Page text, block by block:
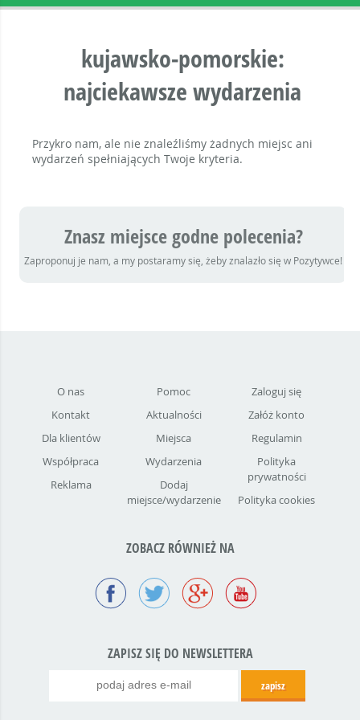
kujawsko-pomorskie:
najciekawsze wydarzenia
Przykro nam, ale nie znaleźliśmy żadnych miejsc ani
wydarzeń spełniających Twoje kryteria.
Znasz miejsce godne polecenia?
Zaproponuj je nam, a my postaramy się, żeby znalazło się w Pozytywce!
O nas
Kontakt
Dla klientów
Współpraca
Reklama
Pomoc
Aktualności
Miejsca
Wydarzenia
Dodaj
miejsce/wydarzenie
Zaloguj się
Załóż konto
Regulamin
Polityka
prywatności
Polityka cookies
ZOBACZ RÓWNIEŻ NA
ZAPISZ SIĘ DO NEWSLETTERA